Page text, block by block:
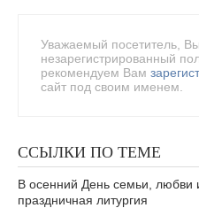
Уважаемый посетитель,
незарегистрированный
рекомендуем Вам
сайт под своим именем.
ССЫЛКИ ПО ТЕМЕ
В осенний День семьи, любви
праздничная литургия